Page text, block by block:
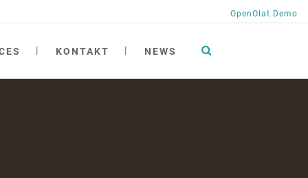
OpenOlat Demo
KONTAKT NEWS